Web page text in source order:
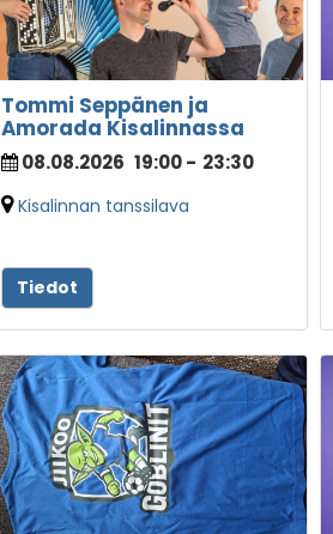
Tommi Seppänen ja
Amorada Kisalinnassa
08.08.2026 19:00- 23:30
Kisalinnan tanssilava
Tiedot